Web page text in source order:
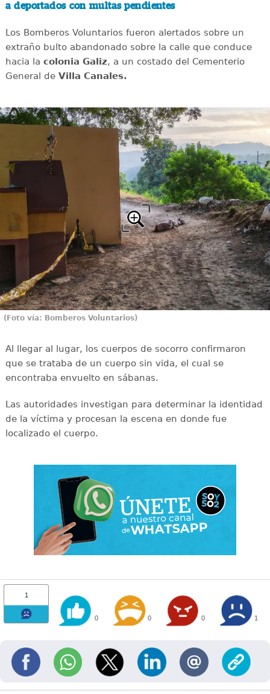
a deportados con multas pendientes
Los Bomberos Voluntarios fueron alertados sobre un
extraño bulto abandonado sobre la calle que conduce
hacia la colonia Galiz, a un costado del Cementerio
General de Villa Canales.
(Foto vía: Bomberos Voluntarios)
Al llegar al lugar, los cuerpos de socorro confirmaron
que se trataba de un cuerpo sin vida, el cual se
encontraba envuelto en sábanas.
Las autoridades investigan para determinar la identidad
de la víctima y procesan la escena en donde fue
localizado el cuerpo.
1
0 0 0 1